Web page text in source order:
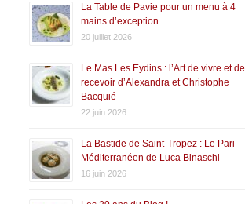
La Table de Pavie pour un menu à 4
mains d’exception
20 juillet 2026
Le Mas Les Eydins : l’Art de vivre et de
recevoir d’Alexandra et Christophe
Bacquié
22 juin 2026
La Bastide de Saint-Tropez : Le Pari
Méditerranéen de Luca Binaschi
16 juin 2026